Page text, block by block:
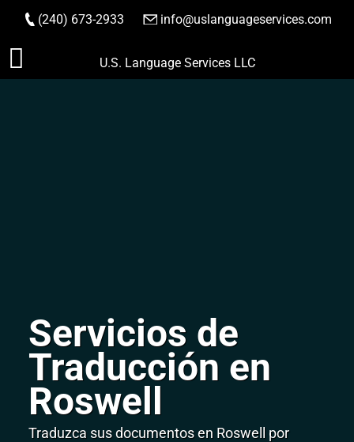
Saltar
(240) 673-2933 info@uslanguageservices.com
HACER PEDIDO
U.S. Language Services LLC
Servicios de
Traducción en
Roswell
Traduzca sus documentos en Roswell por